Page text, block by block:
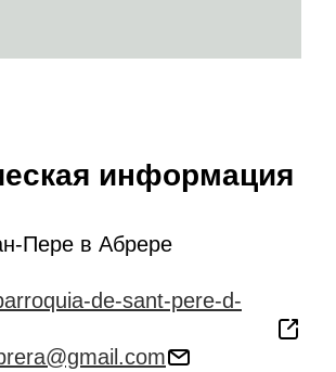
информация
Пере в Абрере
de-sant-pere-d-